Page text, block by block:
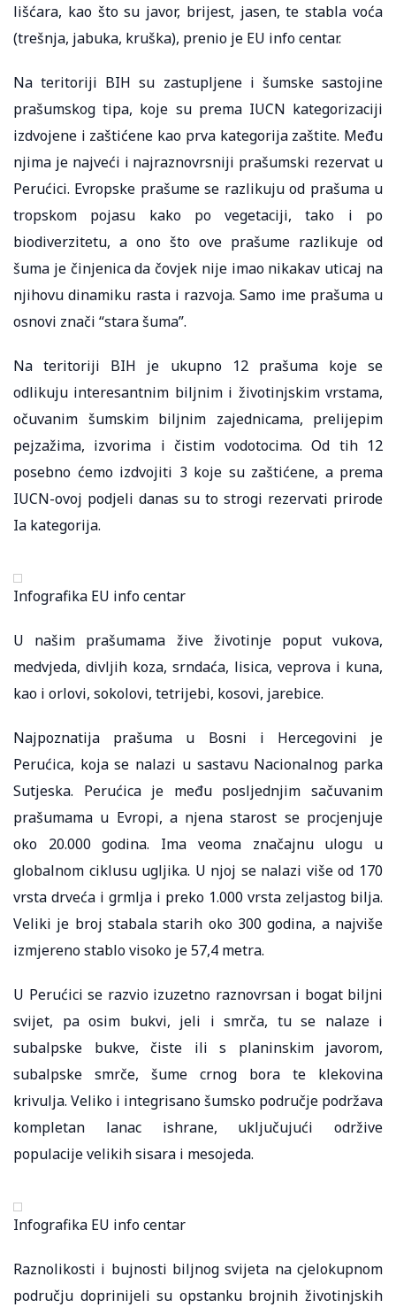
lišćara, kao što su javor, brijest, jasen, te stabla voća
(trešnja, jabuka, kruška), prenio je EU info centar.
Na teritoriji BIH su zastupljene i šumske sastojine
prašumskog tipa, koje su prema IUCN kategorizaciji
izdvojene i zaštićene kao prva kategorija zaštite. Među
njima je najveći i najraznovrsniji prašumski rezervat u
Perućici. Evropske prašume se razlikuju od prašuma u
tropskom pojasu kako po vegetaciji, tako i po
biodiverzitetu, a ono što ove prašume razlikuje od
šuma je činjenica da čovjek nije imao nikakav uticaj na
njihovu dinamiku rasta i razvoja. Samo ime prašuma u
osnovi znači “stara šuma”.
Na teritoriji BIH je ukupno 12 prašuma koje se
odlikuju interesantnim biljnim i životinjskim vrstama,
očuvanim šumskim biljnim zajednicama, prelijepim
pejzažima, izvorima i čistim vodotocima. Od tih 12
posebno ćemo izdvojiti 3 koje su zaštićene, a prema
IUCN-ovoj podjeli danas su to strogi rezervati prirode
Ia kategorija.
Infografika EU info centar
U našim prašumama žive životinje poput vukova,
medvjeda, divljih koza, srndaća, lisica, veprova i kuna,
kao i orlovi, sokolovi, tetrijebi, kosovi, jarebice.
Najpoznatija prašuma u Bosni i Hercegovini je
Perućica, koja se nalazi u sastavu Nacionalnog parka
Sutjeska. Perućica je među posljednjim sačuvanim
prašumama u Evropi, a njena starost se procjenjuje
oko 20.000 godina. Ima veoma značajnu ulogu u
globalnom ciklusu ugljika. U njoj se nalazi više od 170
vrsta drveća i grmlja i preko 1.000 vrsta zeljastog bilja.
Veliki je broj stabala starih oko 300 godina, a najviše
izmjereno stablo visoko je 57,4 metra.
U Perućici se razvio izuzetno raznovrsan i bogat biljni
svijet, pa osim bukvi, jeli i smrča, tu se nalaze i
subalpske bukve, čiste ili s planinskim javorom,
subalpske smrče, šume crnog bora te klekovina
krivulјa. Veliko i integrisano šumsko područje podržava
kompletan lanac ishrane, uklјučujući održive
populacije velikih sisara i mesojeda.
Infografika EU info centar
Raznolikosti i bujnosti bilјnog svijeta na cjelokupnom
području doprinijeli su opstanku brojnih životinjskih